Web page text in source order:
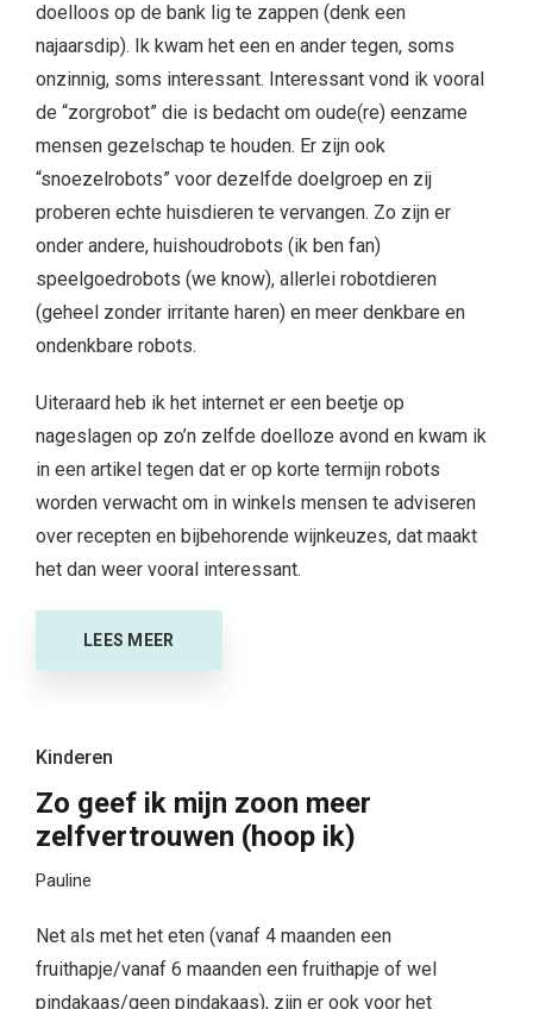
doelloos op de bank lig te zappen (denk een
najaarsdip). Ik kwam het een en ander tegen, soms
onzinnig, soms interessant. Interessant vond ik vooral
de “zorgrobot” die is bedacht om oude(re) eenzame
mensen gezelschap te houden. Er zijn ook
“snoezelrobots” voor dezelfde doelgroep en zij
proberen echte huisdieren te vervangen. Zo zijn er
onder andere, huishoudrobots (ik ben fan)
speelgoedrobots (we know), allerlei robotdieren
(geheel zonder irritante haren) en meer denkbare en
ondenkbare robots.
Uiteraard heb ik het internet er een beetje op
nageslagen op zo’n zelfde doelloze avond en kwam ik
in een artikel tegen dat er op korte termijn robots
worden verwacht om in winkels mensen te adviseren
over recepten en bijbehorende wijnkeuzes, dat maakt
het dan weer vooral interessant.
LEES MEER
Kinderen
Zo geef ik mijn zoon meer
zelfvertrouwen (hoop ik)
Pauline
Net als met het eten (vanaf 4 maanden een
fruithapje/vanaf 6 maanden een fruithapje of wel
pindakaas/geen pindakaas), zijn er ook voor het